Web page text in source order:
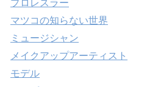
プロレスラー
マツコの知らない世界
ミュージシャン
メイクアップアーティスト
モデル